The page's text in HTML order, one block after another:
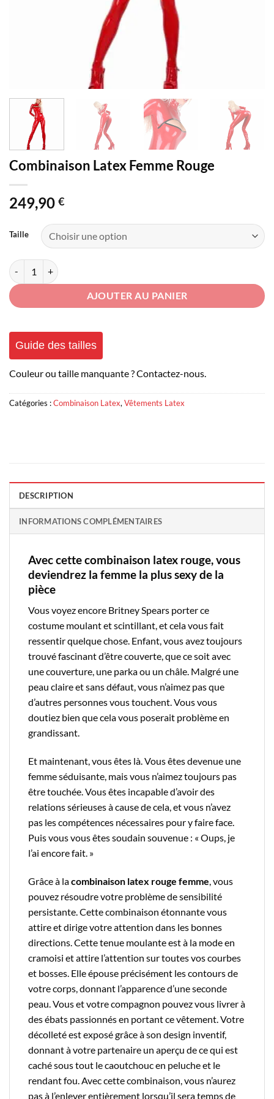
Combinaison Latex Femme Rouge
249,90 €
Taille
quantité de Combinaison Latex Femme Rouge
AJOUTER AU PANIER
Guide des tailles
Couleur ou taille manquante ? Contactez-nous.
Catégories :Combinaison Latex, Vêtements Latex
DESCRIPTION
INFORMATIONS COMPLÉMENTAIRES
Avec cette combinaison latex rouge, vous
deviendrez la femme la plus sexy de la
pièce
Vous voyez encore Britney Spears porter ce
costume moulant et scintillant, et cela vous fait
ressentir quelque chose. Enfant, vous avez toujours
trouvé fascinant d’être couverte, que ce soit avec
une couverture, une parka ou un châle. Malgré une
peau claire et sans défaut, vous n’aimez pas que
d’autres personnes vous touchent. Vous vous
doutiez bien que cela vous poserait problème en
grandissant.
Et maintenant, vous êtes là. Vous êtes devenue une
femme séduisante, mais vous n’aimez toujours pas
être touchée. Vous êtes incapable d’avoir des
relations sérieuses à cause de cela, et vous n’avez
pas les compétences nécessaires pour y faire face.
Puis vous vous êtes soudain souvenue : « Oups, je
l’ai encore fait. »
Grâce à lacombinaison latex rouge femme , vous
pouvez résoudre votre problème de sensibilité
persistante. Cette combinaison étonnante vous
attire et dirige votre attention dans les bonnes
directions. Cette tenue moulante est à la mode en
cramoisi et attire l’attention sur toutes vos courbes
et bosses. Elle épouse précisément les contours de
votre corps, donnant l’apparence d’une seconde
peau. Vous et votre compagnon pouvez vous livrer à
des ébats passionnés en portant ce vêtement. Votre
décolleté est exposé grâce à son design inventif,
donnant à votre partenaire un aperçu de ce qui est
caché sous tout le caoutchouc en peluche et le
rendant fou. Avec cette combinaison, vous n’aurez
pas à l’enlever entièrement lorsqu’il sera temps de